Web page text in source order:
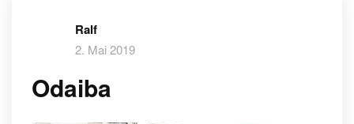
Ralf
2. Mai 2019
Odaiba